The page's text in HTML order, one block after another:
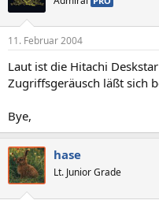
11. Februar 2004
Laut ist die Hitachi
Zugriffsgeräusch läßt sich
Bye,
hase
Lt. Junior Grade